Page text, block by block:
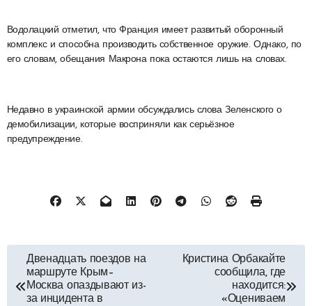
Водолацкий отметил, что Франция имеет развитый оборонный
комплекс и способна производить собственное оружие. Однако, по
его словам, обещания Макрона пока остаются лишь на словах.
Недавно в украинской армии обсуждались слова Зеленского о
демобилизации, которые восприняли как серьёзное
предупреждение.
Навигация
по
Двенадцать поездов на
маршруте Крым–
Москва опаздывают из-
за инцидента в
Кристина Орбакайте
сообщила, где
находится:
«Оцениваем